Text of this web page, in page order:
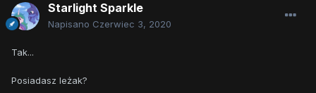
Starlight Sparkle
Napisano Czerwiec 3, 2020
Tak...
Posiadasz leżak?